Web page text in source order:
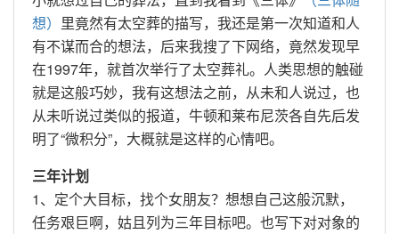
想） 里竟然有太空葬的描写，我还是第一次知道和人
有不谋而合的想法，后来我搜了下网络，竟然发现早
在1997年，就首次举行了太空葬礼。人类思想的触碰
就是这般巧妙，我有这想法之前，从未和人说过，也
从未听说过类似的报道，牛顿和莱布尼茨各自先后发
明了“微积分”，大概就是这样的心情吧。
三年计划
1、定个大目标，找个女朋友？想想自己这般沉默，
任务艰巨啊，姑且列为三年目标吧。也写下对对象的